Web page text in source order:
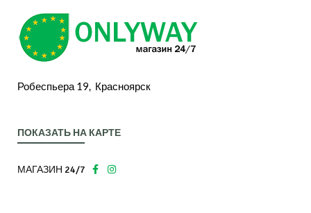
Робеспьера 19, Красноярск
ПОКАЗАТЬ НА КАРТЕ
МАГАЗИН 24/7